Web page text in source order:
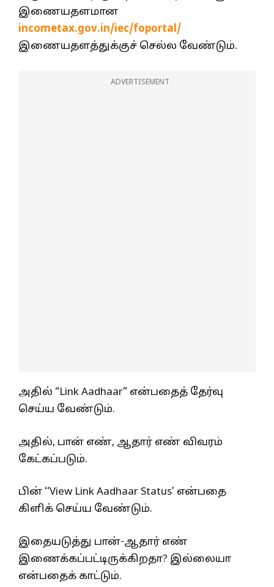
இணையதளமான
incometax.gov.in/iec/foportal/
இணையதளத்துக்குச் செல்ல வேண்டும்.
ADVERTISEMENT
அதில் “Link Aadhaar” என்பதைத் தேர்வு
செய்ய வேண்டும்.
அதில், பான் எண், ஆதார் எண் விவரம்
கேட்கப்படும்.
பின் ‘‘View Link Aadhaar Status’ என்பதை
கிளிக் செய்ய வேண்டும்.
இதையடுத்து பான்-ஆதார் எண்
இணைக்கப்பட்டிருக்கிறதா? இல்லையா
என்பதைக் காட்டும்.